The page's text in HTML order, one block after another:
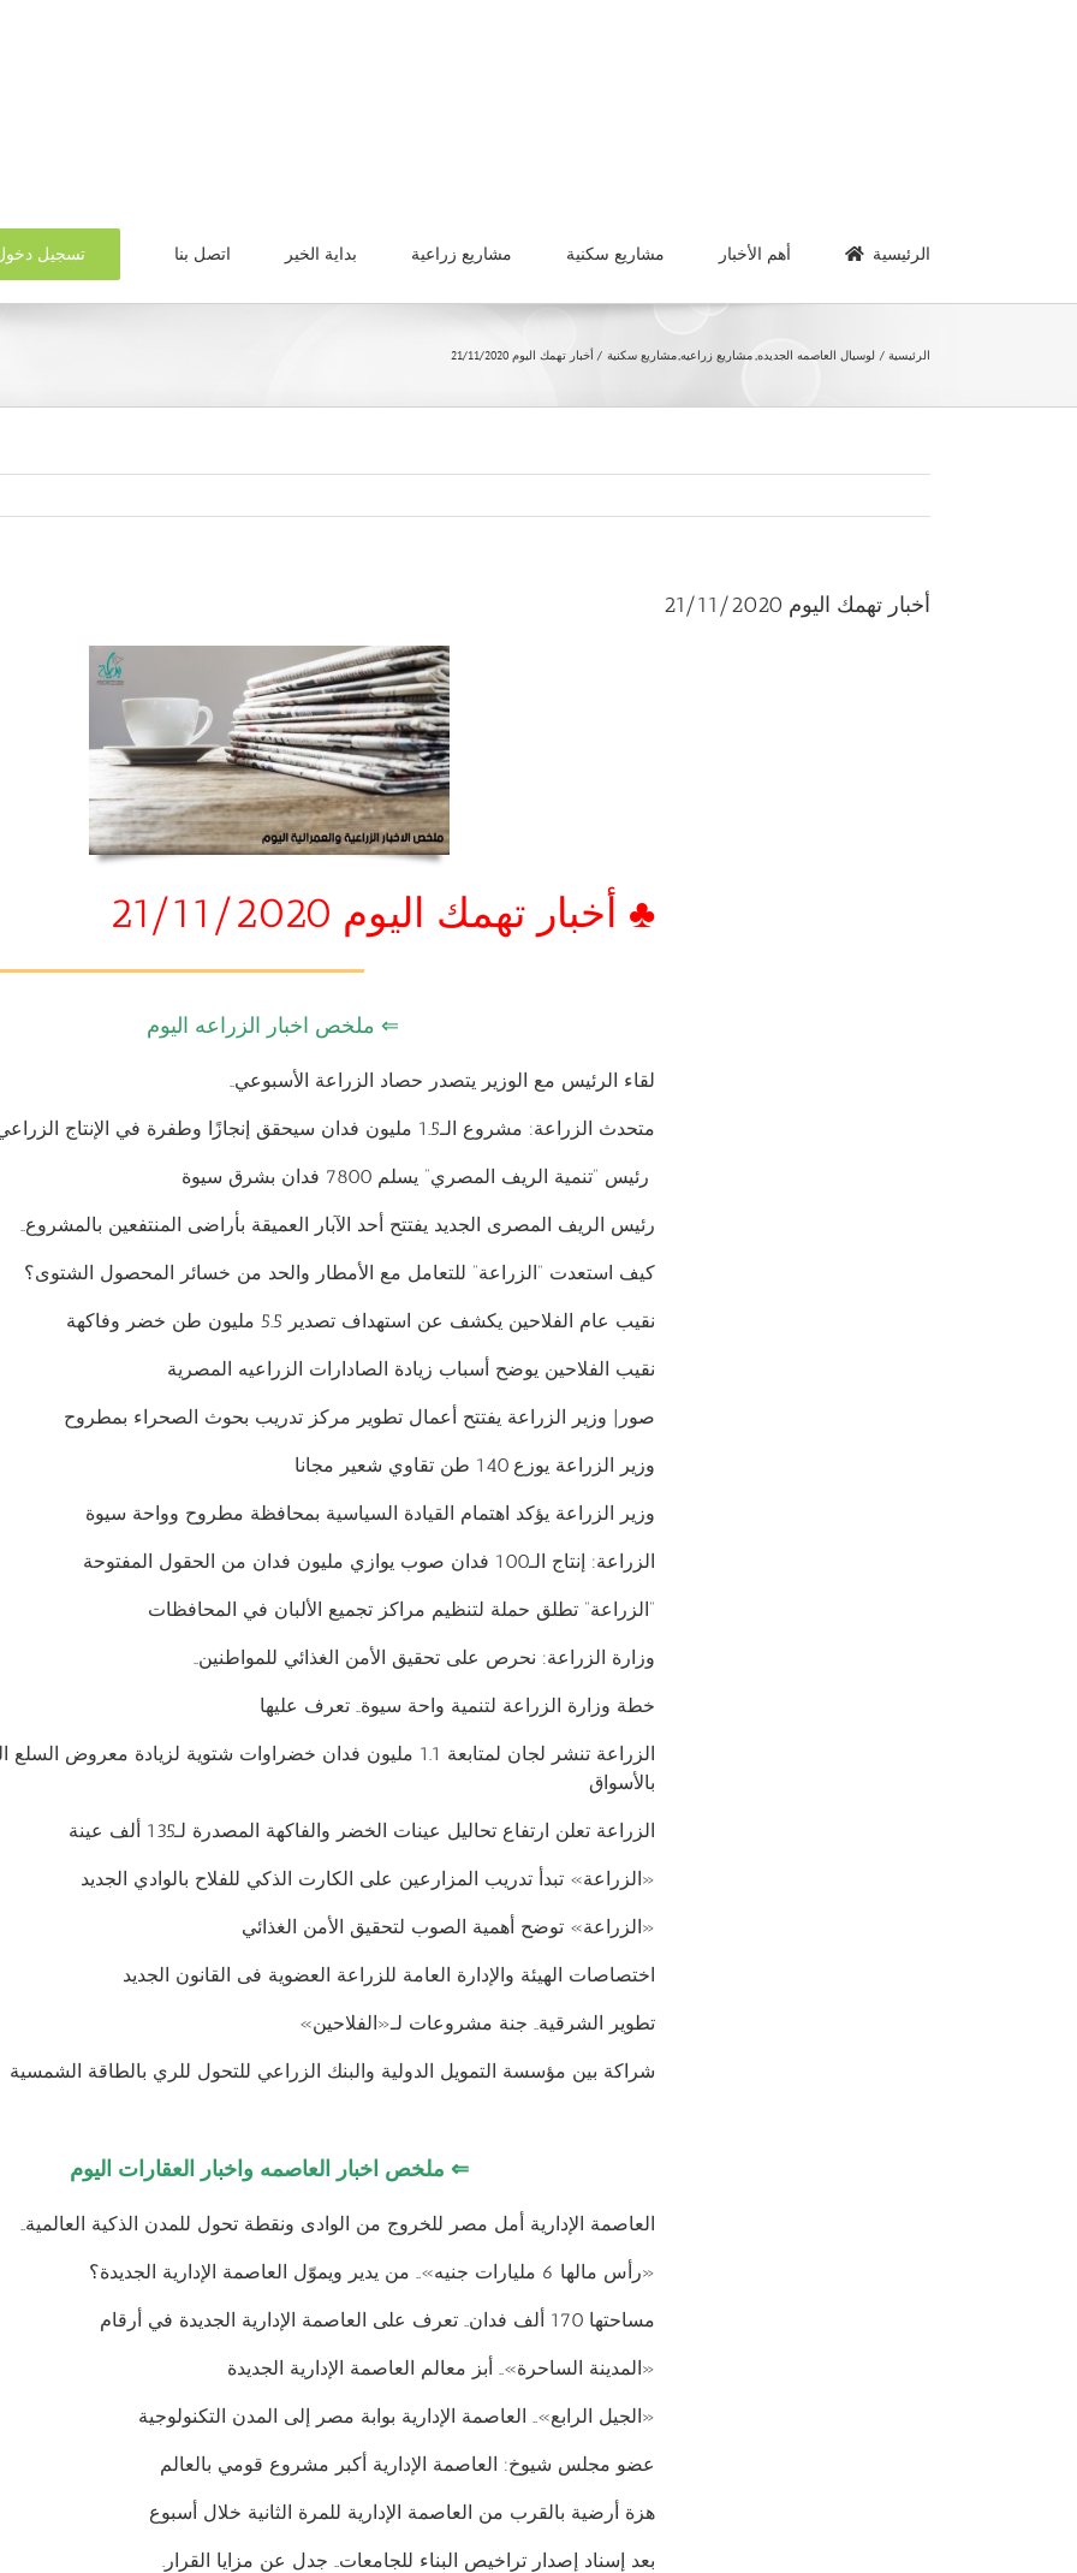
الرئيسية أهم الأخبار مشاريع سكنية مشاريع زراعية بداية الخير اتصل بنا تسجيل
الرئيسية لوسيال العاصمه الجديده مشاريع زراعيه مشاريع سكنية أخبار تهمك اليوم 21/11/2020
أخبار تهمك اليوم 21/11/2020
♣ أخبار تهمك اليوم 21/11/2020
⇐ ملخص اخبار الزراعه اليوم
لقاء الرئيس مع الوزير يتصدر حصاد الزراعة الأسبوعي..
متحدث الزراعة: مشروع الـ1.5 مليون فدان سيحقق إنجازًا وطفرة في الإنتاج الزراعي
رئيس “تنمية الريف المصري” يسلم 7800 فدان بشرق سيوة
رئيس الريف المصرى الجديد يفتتح أحد الآبار العميقة بأراضى المنتفعين بالمشروع..
كيف استعدت “الزراعة” للتعامل مع الأمطار والحد من خسائر المحصول الشتوى؟
نقيب عام الفلاحين يكشف عن استهداف تصدير 5.5 مليون طن خضر وفاكهة
نقيب الفلاحين يوضح أسباب زيادة الصادارات الزراعيه المصرية
صور| وزير الزراعة يفتتح أعمال تطوير مركز تدريب بحوث الصحراء بمطروح
وزير الزراعة يوزع 140 طن تقاوي شعير مجانا
وزير الزراعة يؤكد اهتمام القيادة السياسية بمحافظة مطروح وواحة سيوة
الزراعة: إنتاج الـ100 فدان صوب يوازي مليون فدان من الحقول المفتوحة
​​​”الزراعة” تطلق حملة لتنظيم مراكز تجميع الألبان في المحافظات
وزارة الزراعة: نحرص على تحقيق الأمن الغذائي للمواطنين..
خطة وزارة الزراعة لتنمية واحة سيوة.. تعرف عليها
الزراعة تنشر لجان لمتابعة 1.1 مليون فدان خضراوات شتوية لزيادة معروض
بالأسواق
الزراعة تعلن ارتفاع تحاليل عينات الخضر والفاكهة المصدرة لـ135 ألف عينة
«الزراعة» تبدأ تدريب المزارعين على الكارت الذكي للفلاح بالوادي الجديد
«الزراعة» توضح أهمية الصوب لتحقيق الأمن الغذائي
اختصاصات الهيئة والإدارة العامة للزراعة العضوية فى القانون الجديد
تطوير الشرقية.. جنة مشروعات لـ«الفلاحين»
شراكة بين مؤسسة التمويل الدولية والبنك الزراعي للتحول للري بالطاقة الشمسية
⇐ ملخص اخبار العاصمه واخبار العقارات اليوم
العاصمة الإدارية أمل مصر للخروج من الوادى ونقطة تحول للمدن الذكية العالمية..
«رأس مالها 6 مليارات جنيه».. من يدير ويموّل العاصمة الإدارية الجديدة؟
مساحتها 170 ألف فدان.. تعرف على العاصمة الإدارية الجديدة في أرقام
«المدينة الساحرة».. أبز معالم العاصمة الإدارية الجديدة
«الجيل الرابع».. العاصمة الإدارية بوابة مصر إلى المدن التكنولوجية
عضو مجلس شيوخ: العاصمة الإدارية أكبر مشروع قومي بالعالم
هزة أرضية بالقرب من العاصمة الإدارية للمرة الثانية خلال أسبوع
بعد إسناد إصدار تراخيص البناء للجامعات.. جدل عن مزايا القرار.